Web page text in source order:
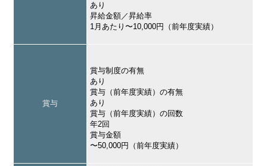
あり
昇給金額／昇給率
1月あたり〜10,000円（前年度実績）
賞与
賞与制度の有無
あり
賞与（前年度実績）の有無
あり
賞与（前年度実績）の回数
年2回
賞与金額
〜50,000円（前年度実績）